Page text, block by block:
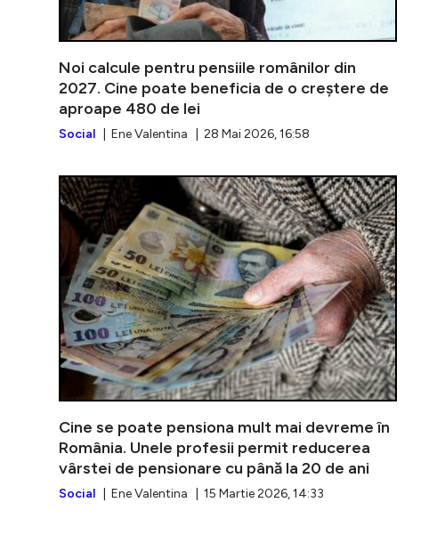
Noi calcule pentru pensiile românilor din
2027. Cine poate beneficia de o creștere de
aproape 480 de lei
Social | Ene Valentina | 28 Mai 2026, 16:58
Cine se poate pensiona mult mai devreme în
România. Unele profesii permit reducerea
vârstei de pensionare cu până la 20 de ani
Social | Ene Valentina | 15 Martie 2026, 14:33